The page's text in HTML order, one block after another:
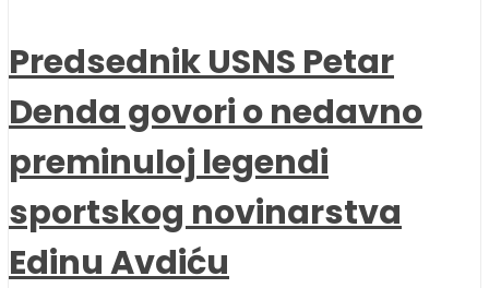
Predsednik USNS Petar
Denda govori o nedavno
preminuloj legendi
sportskog novinarstva
Edinu Avdiću